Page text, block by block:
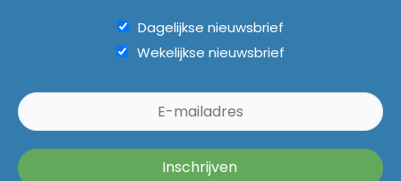
Dagelijkse nieuwsbrief
Wekelijkse nieuwsbrief